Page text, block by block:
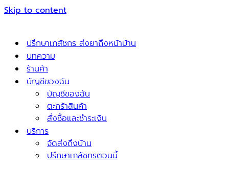
Skip to content
ปรึกษาเภสัชกร ส่งยาถึงหน้าบ้าน
บทความ
ร้านค้า
บัญชีของฉัน
บัญชีของฉัน
ตะกร้าสินค้า
สั่งซื้อและชำระเงิน
บริการ
จัดส่งถึงบ้าน
ปรึกษาเภสัชกรตอนนี้